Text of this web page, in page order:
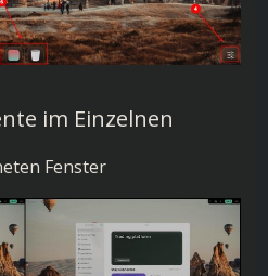
im Einzelnen
Fenster